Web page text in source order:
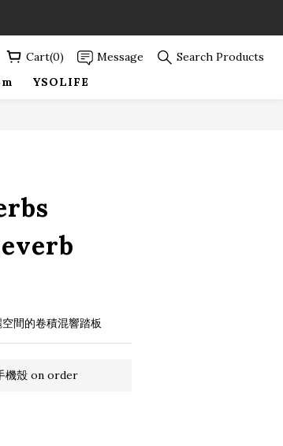
Cart(0) Message
Search Products
YSOLIFE
間的卷積混響踏板
機殼 on order